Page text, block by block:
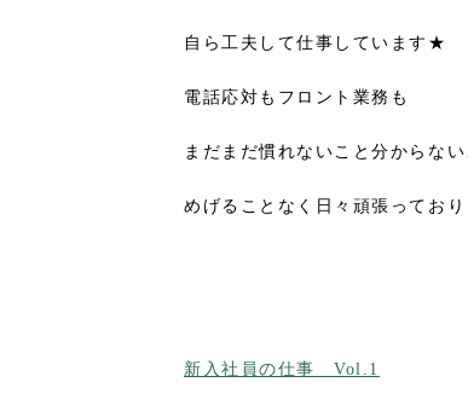
自ら工夫して仕事しています★
電話応対もフロント業務も
まだまだ慣れないこと分からな
めげることなく日々頑張っており
新入社員の仕事 Vol.1